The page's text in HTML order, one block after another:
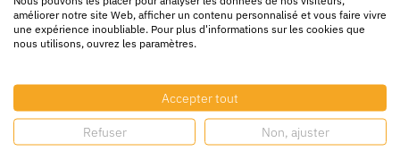
24/72h partout en europe
Livraison gratuite
Dès 250€ HT d’achat
améliorer notre site Web, afficher un contenu personnalisé et vous faire vivre
une expérience inoubliable. Pour plus d'informations sur les cookies que
nous utilisons, ouvrez les paramètres.
Accepter tout
Refuser Non, ajuster